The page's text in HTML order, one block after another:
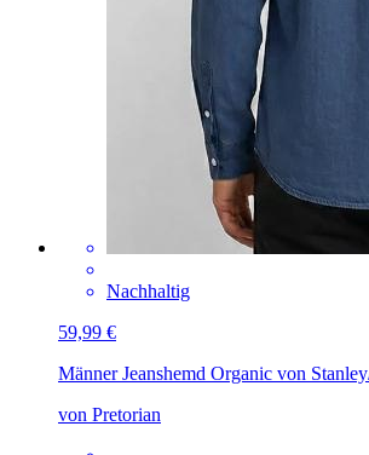
Nachhaltig
59,99 €
Männer Jeanshemd Organic von
von Pretorian